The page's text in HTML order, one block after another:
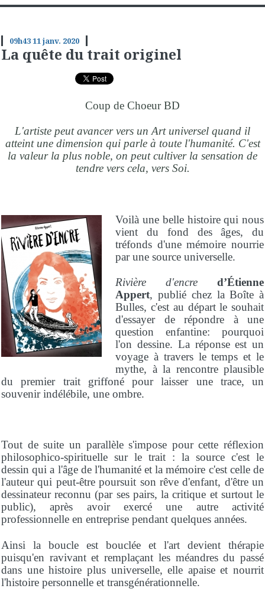
09h4311janv. 2020
La quête du trait originel
Coup de Choeur BD
L'artiste peut avancer vers un Art universel quand il
atteint une dimension qui parle à toute l'humanité. C'est
la valeur la plus noble, on peut cultiver la sensation de
tendre vers cela, vers Soi.
Voilà une belle histoire qui nous
vient du fond des âges, du
tréfonds d'une mémoire nourrie
par une source universelle.
Rivière d'encre
d’Étienne
Appert, publié chez la Boîte à
Bulles, c'est au départ le souhait
d'essayer de répondre à une
question enfantine: pourquoi
l'on dessine. La réponse est un
voyage à travers le temps et le
mythe, à la rencontre plausible
du premier trait griffoné pour laisser une trace, un
souvenir indélébile, une ombre.
Tout de suite un parallèle s'impose pour cette réflexion
philosophico-spirituelle sur le trait : la source c'est le
dessin qui a l'âge de l'humanité et la mémoire c'est celle de
l'auteur qui peut-être poursuit son rêve d'enfant, d'être un
dessinateur reconnu (par ses pairs, la critique et surtout le
public), après avoir exercé une autre activité
professionnelle en entreprise pendant quelques années.
Ainsi la boucle est bouclée et l'art devient thérapie
puisqu'en ravivant et remplaçant les méandres du passé
dans une histoire plus universelle, elle apaise et nourrit
l'histoire personnelle et transgénérationnelle.